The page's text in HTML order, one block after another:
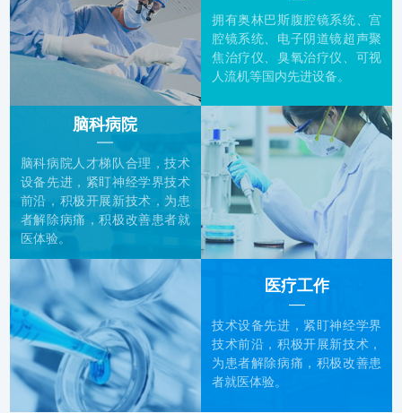
拥有奥林巴斯腹腔镜系统、宫
腔镜系统、电子阴道镜超声聚
焦治疗仪、臭氧治疗仪、可视
人流机等国内先进设备。
脑科病院
脑科病院人才梯队合理，技术
设备先进，紧盯神经学界技术
前沿，积极开展新技术，为患
者解除病痛，积极改善患者就
医体验。
医疗工作
技术设备先进，紧盯神经学界
技术前沿，积极开展新技术，
为患者解除病痛，积极改善患
者就医体验。